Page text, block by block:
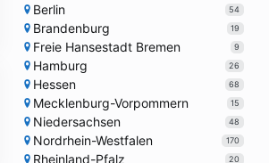
Berlin 54
Brandenburg 19
Freie Hansestadt Bremen 9
Hamburg 26
Hessen 68
Mecklenburg-Vorpommern 15
Niedersachsen 48
Nordrhein-Westfalen 170
Rheinland-Pfalz 20